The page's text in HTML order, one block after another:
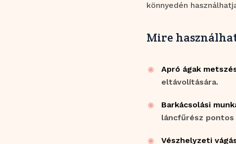
könnyedén
Mire
Apró ágak
eltávolítására.
Barkácsolási
láncfűrész
Vészhelyzeti